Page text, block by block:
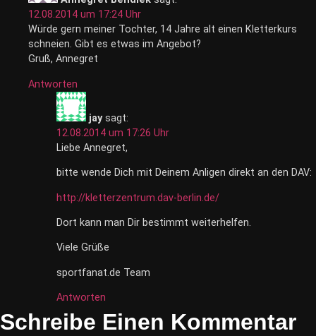
12.08.2014 um 17:24 Uhr
Würde gern meiner Tochter, 14 Jahre alt einen Kletterkurs
schneien. Gibt es etwas im Angebot?
Gruß, Annegret
Antworten
jay sagt:
12.08.2014 um 17:26 Uhr
Liebe Annegret,
bitte wende Dich mit Deinem Anligen direkt an den DAV:
http://kletterzentrum.dav-berlin.de/
Dort kann man Dir bestimmt weiterhelfen.
Viele Grüße
sportfanat.de Team
Antworten
Schreibe Einen Kommentar